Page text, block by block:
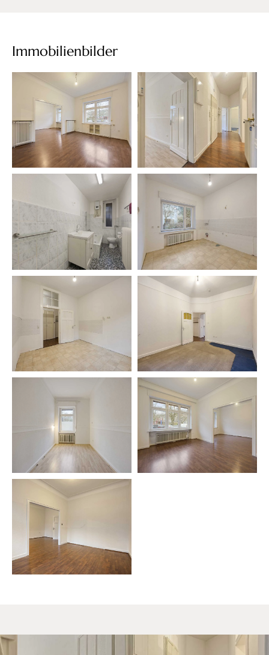
Immobilienbilder